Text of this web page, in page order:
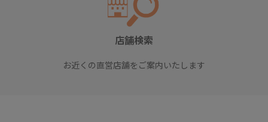
店舗検索
お近くの直営店舗をご案内いたします